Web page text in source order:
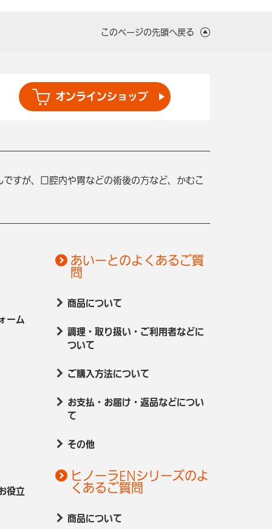
このページの先頭へ戻る
オンラインショップ
すが、口腔内や胃などの術後の方など、かむこ
ーム
役立
あいーとのよくあるご質
問
商品について
調理・取り扱い・ご利用者などに
ついて
ご購入方法について
お支払・お届け・返品などについ
て
その他
ヒノーラENシリーズのよ
くあるご質問
商品について